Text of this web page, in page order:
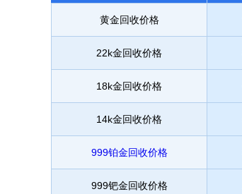
黄金回收价格
22k金回收价格
18k金回收价格
14k金回收价格
999铂金回收价格
999钯金回收价格